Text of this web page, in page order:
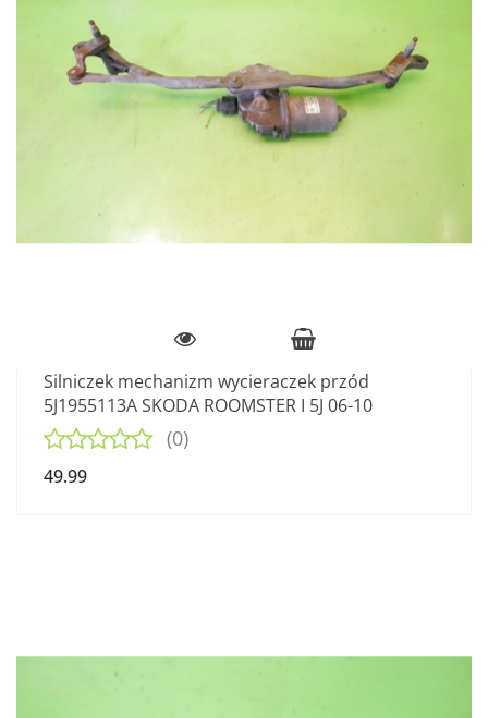
Silniczek mechanizm wycieraczek przód
5J1955113A SKODA ROOMSTER I 5J 06-10
(0)
49.99